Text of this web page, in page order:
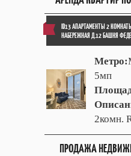
ID13 АПАРТАМЕНТЫ 2 КОМНАТЫ
НАБЕРЕЖНАЯ Д.12 БАШНЯ
Метро:
5мп
2комн.
ПРОДАЖА